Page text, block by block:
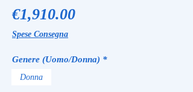
€1,910.00Price
Spese Consegna
Genere (Uomo/Donna) *
Donna